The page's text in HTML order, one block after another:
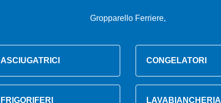
Gropparello Ferriere,
ASCIUGATRICI CONGELATORI
FRIGORIFERI LAVABIANCHERIA